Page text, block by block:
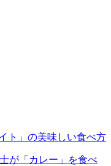
ト」の美味しい食べ方
が「カレー」を食べ